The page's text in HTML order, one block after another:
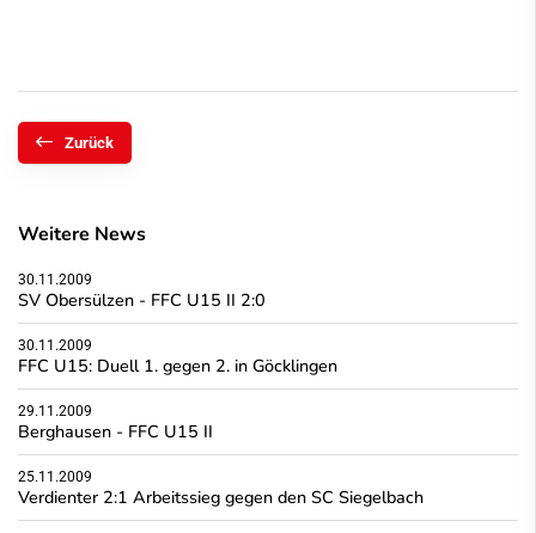
Zurück
Weitere News
30.11.2009
SV Obersülzen - FFC U15 II 2:0
30.11.2009
FFC U15: Duell 1. gegen 2. in Göcklingen
29.11.2009
Berghausen - FFC U15 II
25.11.2009
Verdienter 2:1 Arbeitssieg gegen den SC Siegelbach